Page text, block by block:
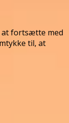
at fortsætte med
til, at